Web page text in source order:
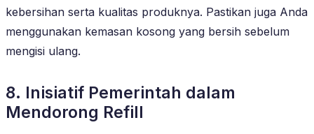
kebersihan serta kualitas produknya. Pastikan juga Anda
menggunakan kemasan kosong yang bersih sebelum
mengisi ulang.
8. Inisiatif Pemerintah dalam
Mendorong Refill